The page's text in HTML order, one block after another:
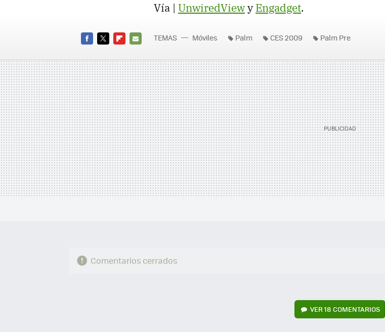
Vía | UnwiredViewyEngadget.
MAIL
TEMAS Móviles Palm CES 2009 Palm Pre
Comentarios cerrados
VER18 COMENTARIOS